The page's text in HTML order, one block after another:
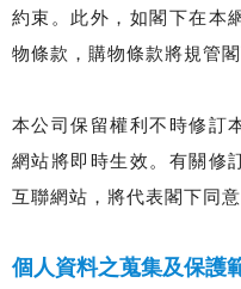
約束。此外，如閣下在本
物條款，購物條款將規管
本公司保留權利不時修訂
網站將即時生效。有關修
互聯網站，將代表閣下同
個人資料之蒐集及保護